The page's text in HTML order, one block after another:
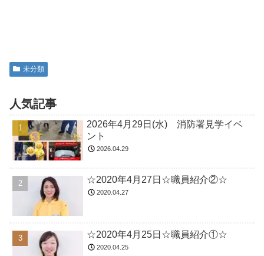
未分類
人気記事
2026年4月29日(水) 消防署見学イベ
ント
2026.04.29
☆2020年4月27日☆職員紹介②☆
2020.04.27
☆2020年4月25日☆職員紹介①☆
2020.04.25